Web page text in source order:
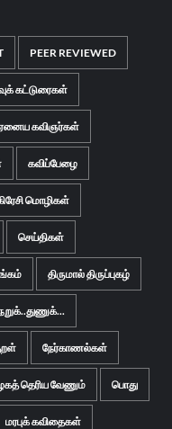
PEER REVIEWED
கட்டுரைகள்
கவிஞர்கள்
கவிப்பேழை
மொழிகள்
செய்திகள்
திருமால் திருப்புகழ்
நேர்காணல்கள்
தெரிய வேணும் பொது
மரபுக் கவிதைகள்